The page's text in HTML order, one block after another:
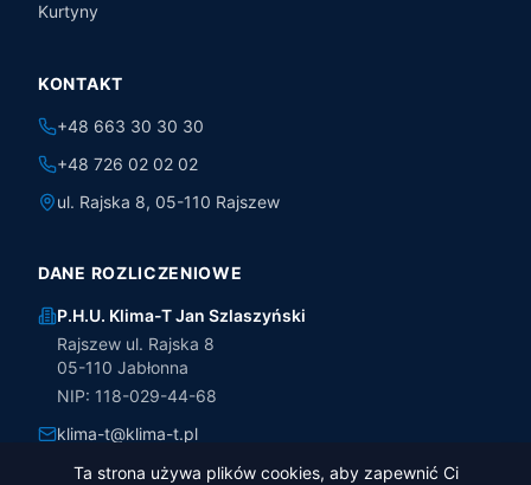
Ta strona używa plików cookies, aby zapewnić Ci
Kurtyny
KONTAKT
+48 663 30 30 30
+48 726 02 02 02
ul. Rajska 8, 05-110 Rajszew
DANE ROZLICZENIOWE
P.H.U. Klima-T Jan Szlaszyński
Rajszew ul. Rajska 8
05-110 Jabłonna
NIP: 118-029-44-68
klima-t@klima-t.pl
marcin.szlaszynski@gmail.com